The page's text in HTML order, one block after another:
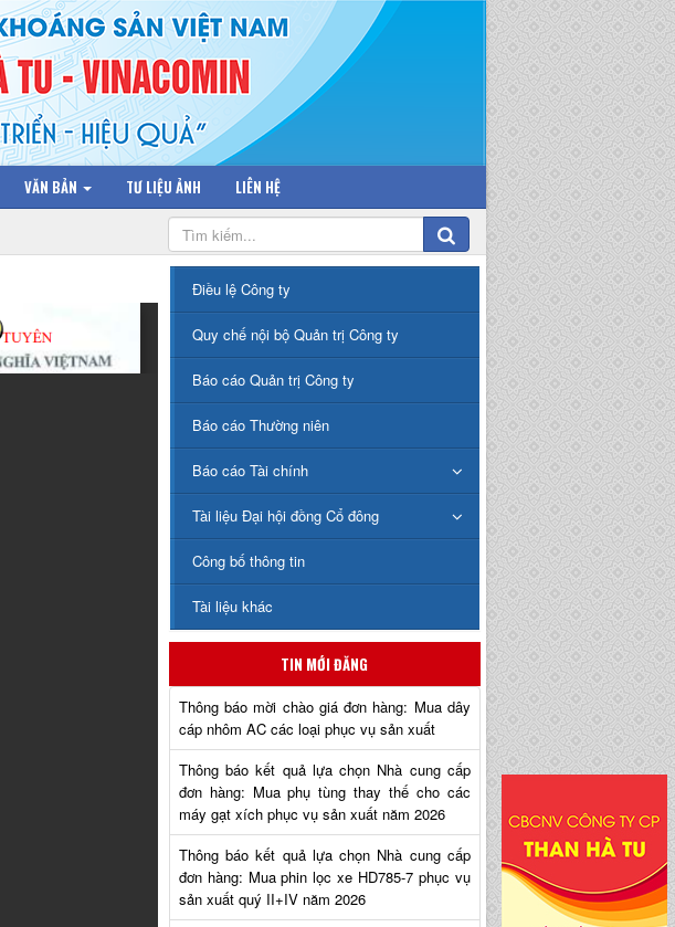
VĂN BẢN TƯ LIỆU ẢNH LIÊN HỆ
Điều lệ Công ty
Quy chế nội bộ Quản trị Công ty
Báo cáo Quản trị Công ty
Báo cáo Thường niên
Báo cáo Tài chính
Tài liệu Đại hội đồng Cổ đông
Công bố thông tin
Tài liệu khác
TIN MỚI ĐĂNG
Thông báo mời chào giá đơn hàng: Mua dây
cáp nhôm AC các loại phục vụ sản xuất
Thông báo kết quả lựa chọn Nhà cung cấp
đơn hàng: Mua phụ tùng thay thế cho các
máy gạt xích phục vụ sản xuất năm 2026
Thông báo kết quả lựa chọn Nhà cung cấp
đơn hàng: Mua phin lọc xe HD785-7 phục vụ
sản xuất quý II+IV năm 2026